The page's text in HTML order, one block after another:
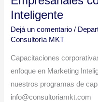
Inteligente
Dejá un comentario /
Consultoría MKT
Capacitaciones
enfoque en Marketing
nuestros programas de
info@consultoriamkt.com